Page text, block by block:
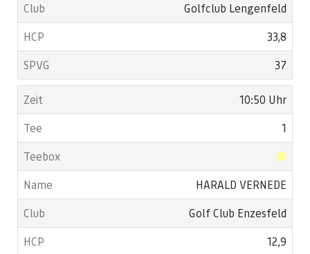
Golfclub Lengenfeld
33,8
37
10:50 Uhr
1
HARALD VERNEDE
Golf Club Enzesfeld
12,9